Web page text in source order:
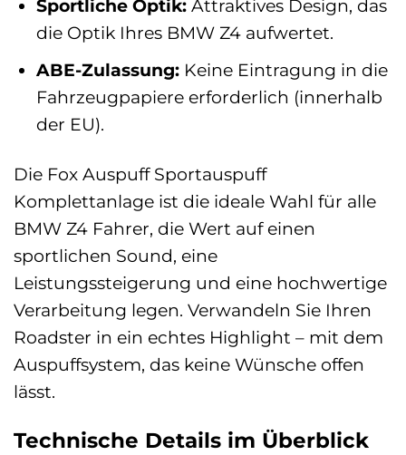
Sportliche Optik:Attraktives Design, das
die Optik Ihres BMW Z4 aufwertet.
ABE-Zulassung:Keine Eintragung in die
Fahrzeugpapiere erforderlich (innerhalb
der EU).
Die Fox Auspuff Sportauspuff
Komplettanlage ist die ideale Wahl für alle
BMW Z4 Fahrer, die Wert auf einen
sportlichen Sound, eine
Leistungssteigerung und eine hochwertige
Verarbeitung legen. Verwandeln Sie Ihren
Roadster in ein echtes Highlight – mit dem
Auspuffsystem, das keine Wünsche offen
lässt.
Technische Details im Überblick